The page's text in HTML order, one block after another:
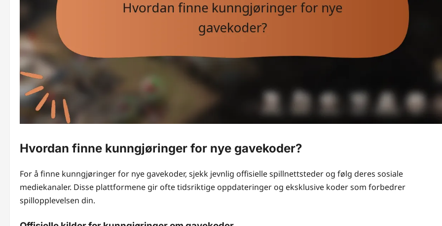
Hvordan finne kunngjøringer for nye gavekoder?
For å finne kunngjøringer for nye gavekoder, sjekk jevnlig offisielle spillnettsteder og følg deres sosiale
mediekanaler. Disse plattformene gir ofte tidsriktige oppdateringer og eksklusive koder som forbedrer
spillopplevelsen din.